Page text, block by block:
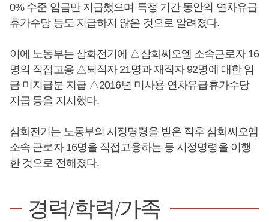
0% 수준 임금만 지급했으며 특정 기간 동안의 연차유급
휴가수당 등도 지급하지 않은 것으로 알려졌다.
이에 노동부는 삼화전기에 △삼화씨오엠 소속근로자 16
명의 직접고용 △퇴직자 21명과 재직자 92명에 대한 임
금 미지급분 지급 △2016년 미사용 연차유급휴가수당
지급 등을 지시했다.
삼화전기는 노동부의 시정명령을 받은 직후 삼화씨오엠
소속 근로자 16명을 직접고용하는 등 시정명령을 이행
한 것으로 전해졌다.
경력/학력/가족